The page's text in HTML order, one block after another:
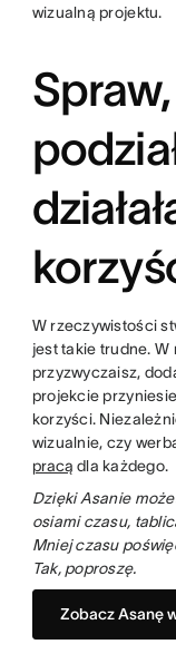
wizualną projektu.
W rzeczywistości
jest takie trudne.
przyzwyczaisz,
projekcie
korzyści.
wizualnie, czy
pracą dla każdego.
Dzięki Asanie
osiami czasu,
Mniej czasu
Tak, poproszę.
Zobacz Asanę